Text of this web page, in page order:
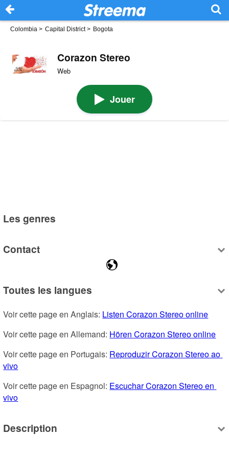
Colombia > Capital District> Bogota
Corazon Stereo
Web
Jouer
Les genres
Contact
Toutes les langues
Voir cette page en Anglais: Listen Corazon Stereo online
Voir cette page en Allemand: Hören Corazon Stereo online
Voir cette page en Portugais: Reproduzir Corazon Stereo ao
vivo
Voir cette page en Espagnol: Escuchar Corazon Stereo en
vivo
Description